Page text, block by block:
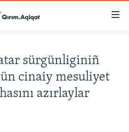
sürgünliginiñ
cinaiy mesuliyet
azırlaylar